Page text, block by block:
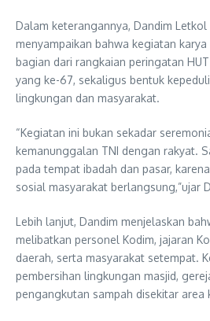
Dalam keterangannya, Dandim Letkol
menyampaikan bahwa kegiatan
bagian dari rangkaian peringatan
yang ke-67, sekaligus bentuk
lingkungan dan masyarakat.
“Kegiatan ini bukan sekadar
kemanunggalan TNI dengan rakyat.
pada tempat ibadah dan pasar,
sosial masyarakat berlangsung,”ujar
Lebih lanjut, Dandim menjelaskan
melibatkan personel Kodim, jajaran
daerah, serta masyarakat setempat.
pembersihan lingkungan masjid,
pengangkutan sampah disekitar area